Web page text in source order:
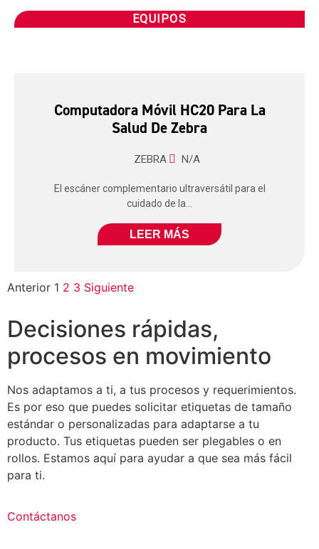
EQUIPOS
Computadora Móvil HC20 Para La
Salud De Zebra
ZEBRA N/A
El escáner complementario ultraversátil para el
cuidado de la...
LEER MÁS
Anterior 1 2 3 Siguiente
Decisiones rápidas,
procesos en movimiento
Nos adaptamos a ti, a tus procesos y requerimientos.
Es por eso que puedes solicitar etiquetas de tamaño
estándar o personalizadas para adaptarse a tu
producto. Tus etiquetas pueden ser plegables o en
rollos. Estamos aquí para ayudar a que sea más fácil
para ti.
Contáctanos